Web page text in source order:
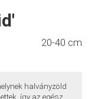
20-40 cm
halványzöld
így az egész